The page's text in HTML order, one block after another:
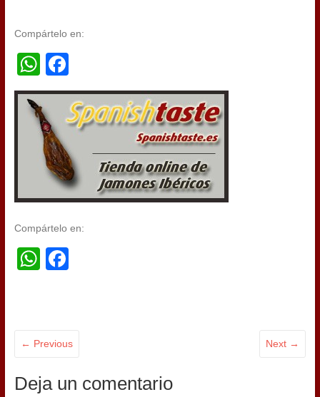
Compártelo en:
WhatsApp
Compártelo en:
WhatsApp
← Previous Next →
Deja un comentario